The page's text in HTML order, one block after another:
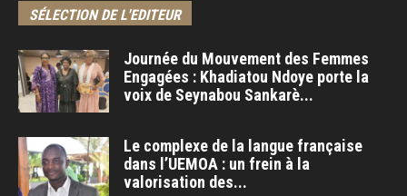
SÉLECTION DE L'EDITEUR
Journée du Mouvement des Femmes
Engagées : Khadiatou Ndoye porte la
voix de Seynabou Sankarè...
Le complexe de la langue française
dans l’UEMOA : un frein à la
valorisation des...